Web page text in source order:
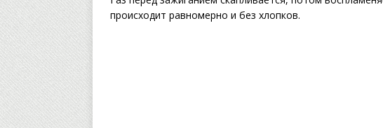
происходит равномерно и без хлопков.